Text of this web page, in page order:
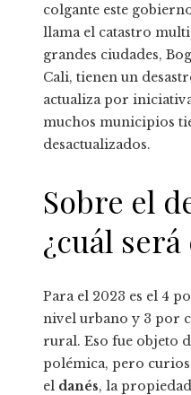
colgante este
llama el catastro
grandes ciudades,
Cali, tienen un
actualiza por
muchos municipios
desactualizados.
Sobre el
¿cuál será
Para el 2023 es el 4
nivel urbano y 3 por
rural. Eso fue objeto
polémica, pero
el danés, la